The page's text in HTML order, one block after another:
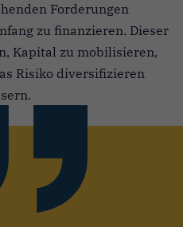
Forderungen
zu finanzieren. Dieser
Kapital zu mobilisieren,
Risiko diversifizieren